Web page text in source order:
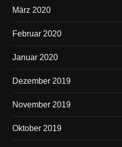
März 2020
Februar 2020
Januar 2020
Dezember 2019
November 2019
Oktober 2019